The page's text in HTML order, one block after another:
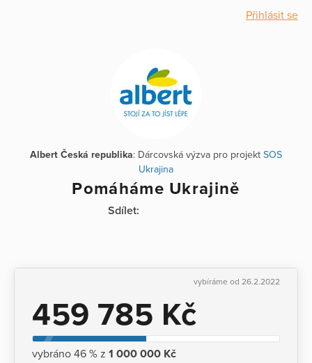
Přihlásit se
Albert Česká republika: Dárcovská výzva pro projekt SOS
Ukrajina
Pomáháme Ukrajině
Sdílet:
vybíráme od 26.2.2022
459 785 Kč
vybráno 46 % z 1 000 000 Kč